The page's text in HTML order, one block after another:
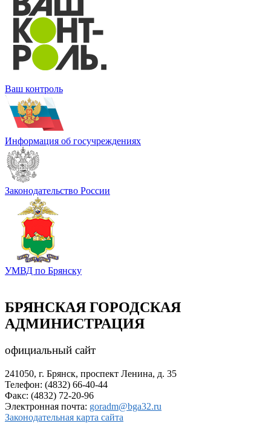
Ваш контроль
Информация об госучреждениях
Законодательство России
УМВД по Брянску
БРЯНСКАЯ ГОРОДСКАЯ
АДМИНИСТРАЦИЯ
официальный сайт
241050, г. Брянск, проспект Ленина, д. 35
Телефон: (4832) 66-40-44
Факс: (4832) 72-20-96
Электронная почта: goradm@bga32.ru
Законодательная карта сайта